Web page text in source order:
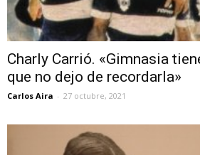
Charly Carrió. «Gimnasia
que no dejo de recordarla»
Carlos Aira - 27 octubre, 2021